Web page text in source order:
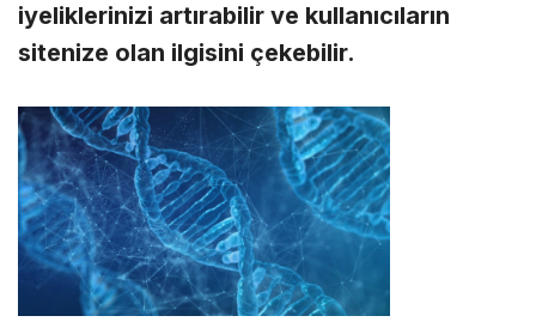
iyeliklerinizi artırabilir ve kullanıcıların
sitenize olan ilgisini çekebilir.